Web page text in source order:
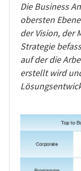
Die Business
obersten
der Vision, der
Strategie
auf der die
erstellt wird